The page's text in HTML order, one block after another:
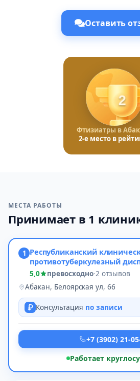
Оставить
2
Фтизиатры в
2-е место в
МЕСТА РАБОТЫ
Принимает в 1
1 Республиканский
противотуберкулезный
5,0 превосходно·2 отзывов
Абакан, Белоярская ул, 66
Консультация по записи
+7 (3902) 21-
Работает